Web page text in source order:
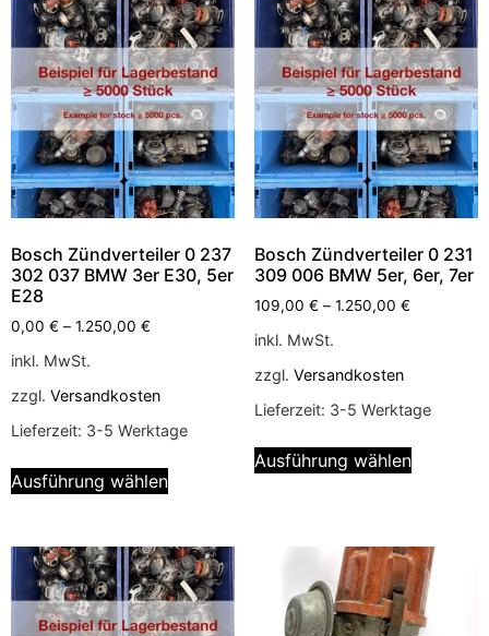
Bosch Zündverteiler 0 237
302 037 BMW 3er E30, 5er
E28
0,00 € – 1.250,00 €
inkl. MwSt.
zzgl. Versandkosten
Lieferzeit: 3-5 Werktage
Ausführung wählen
Bosch Zündverteiler 0 231
309 006 BMW 5er, 6er, 7er
109,00 € – 1.250,00 €
inkl. MwSt.
zzgl. Versandkosten
Lieferzeit: 3-5 Werktage
Ausführung wählen